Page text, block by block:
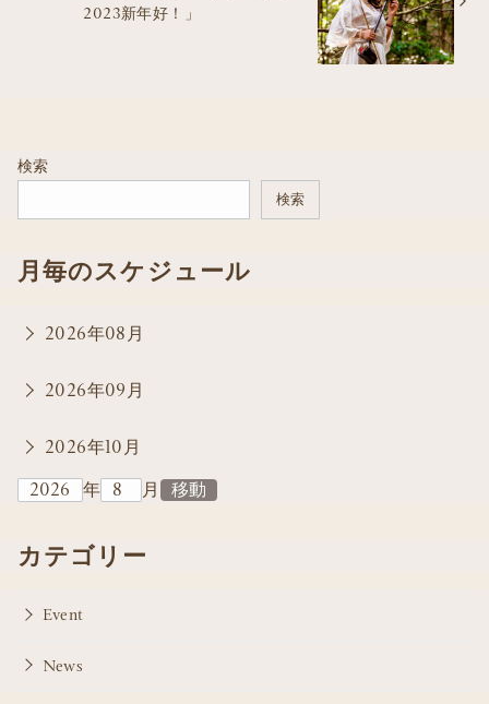
2023新年好！」
検索
検索
月毎のスケジュール
2026年08月
2026年09月
2026年10月
年
月
カテゴリー
Event
News